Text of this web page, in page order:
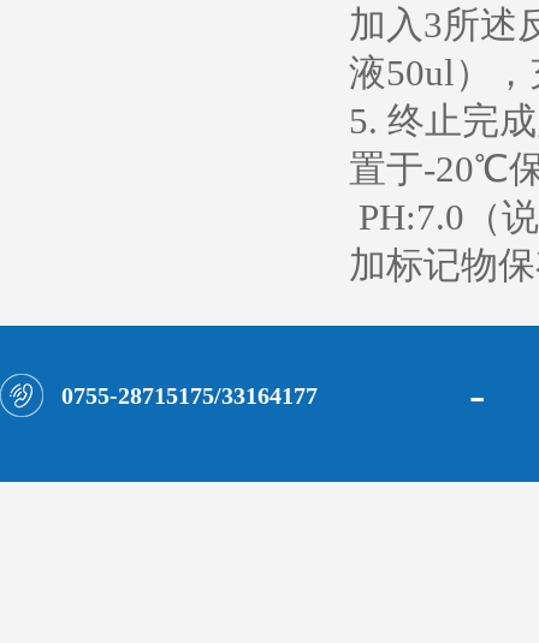
加入3所述
液50ul）
5. 终止完
置于-20℃
PH:7.0（
加标记物
0755-28715175/33164177 -